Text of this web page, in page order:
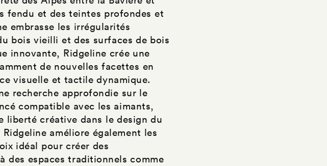
fendu et des teintes profondes et
embrasse les irrégularités
bois vieilli et des surfaces de bois
innovante, Ridgeline crée une
de nouvelles facettes en
visuelle et tactile dynamique.
recherche approfondie sur le
compatible avec les aimants,
créative dans le design du
améliore également les
idéal pour créer des
des espaces traditionnels comme